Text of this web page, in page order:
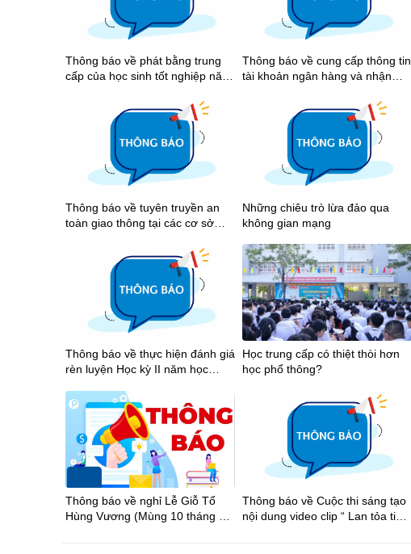
Thông báo về phát bằng trung
cấp của học sinh tốt nghiệp năm
Thông báo về cung cấp thông tin
tài khoản ngân hàng và nhận
tập học kỳ I năm học 2025-2026
Thông báo về tuyên truyền an
toàn giao thông tại các cơ sở
Hồ Chí Minh năm 2026
Những chiêu trò lừa đảo qua
không gian mạng
Thông báo về thực hiện đánh giá
rèn luyện Học kỳ II năm học
Học trung cấp có thiệt thòi hơn
học phổ thông?
Thông báo về nghỉ Lễ Giỗ Tổ
Hùng Vương (Mùng 10 tháng 3
Thông báo về Cuộc thi sáng tạo
nội dung video clip “ Lan tỏa tinh